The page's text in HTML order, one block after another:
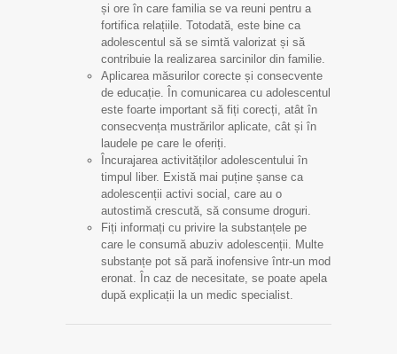
și ore în care familia se va reuni pentru a
fortifica relațiile. Totodată, este bine ca
adolescentul să se simtă valorizat și să
contribuie la realizarea sarcinilor din familie.
Aplicarea măsurilor corecte și consecvente
de educație. În comunicarea cu adolescentul
este foarte important să fiți corecți, atât în
consecvența mustrărilor aplicate, cât și în
laudele pe care le oferiți.
Încurajarea activităților adolescentului în
timpul liber. Există mai puține șanse ca
adolescenții activi social, care au o
autostimă crescută, să consume droguri.
Fiți informați cu privire la substanțele pe
care le consumă abuziv adolescenții. Multe
substanțe pot să pară inofensive într-un mod
eronat. În caz de necesitate, se poate apela
după explicații la un medic specialist.